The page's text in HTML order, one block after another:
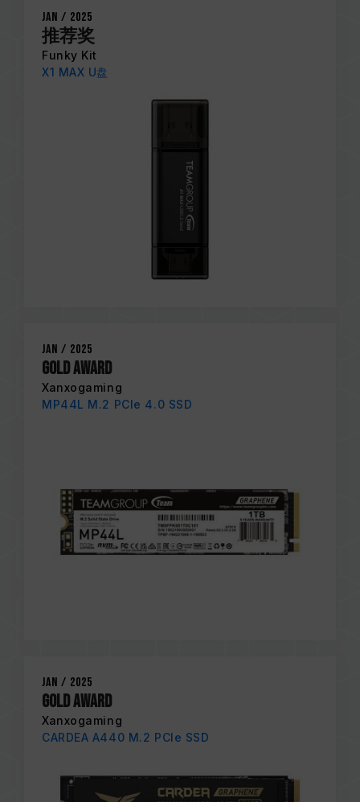
Jan / 2025
推荐奖
Funky Kit
X1 MAX U盘
Jan / 2025
Gold Award
Xanxogaming
MP44L M.2 PCIe 4.0 SSD
Jan / 2025
Gold Award
Xanxogaming
CARDEA A440 M.2 PCIe SSD